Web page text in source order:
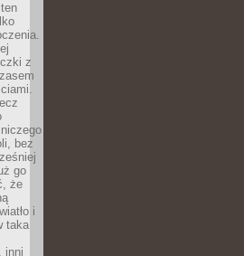
z
bez
go
że
i
taka
inni